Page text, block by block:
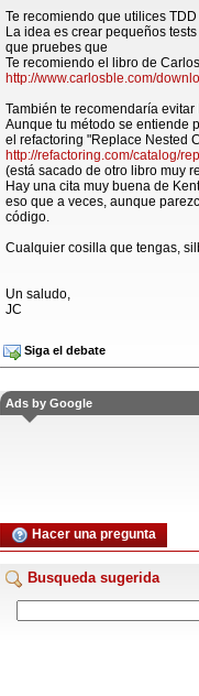
Te recomiendo que utilices
La idea es crear pequeños
que pruebes que
Te recomiendo el libro de
http://www.carlosble.com/
También te recomendaría evitar
Aunque tu método se entiende
el refactoring "Replace Nested
http://refactoring.com/catalog/
(está sacado de otro libro muy
Hay una cita muy buena de
eso que a veces, aunque
código.
Cualquier cosilla que tengas,
Un saludo,
JC
Siga el debate
Ads by Google
Hacer una pregunta
Busqueda sugerida